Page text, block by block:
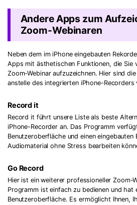
Andere Apps zum
Zoom-Webinaren
Neben dem im iPhone eingebauten
Apps mit ästhetischen Funktionen, die Sie
Zoom-Webinar aufzuzeichnen. Hier sind
anstelle des integrierten iPhone-Recorders
Record it
Record it führt unsere Liste als beste
iPhone-Recorder an. Das Programm
Benutzeroberfläche und einen
Audiomaterial ohne Stress bearbeiten
Go Record
Hier ist ein weiterer professioneller Zoom-
Programm ist einfach zu bedienen und hat
Benutzeroberfläche. Es ermöglicht Ihnen,